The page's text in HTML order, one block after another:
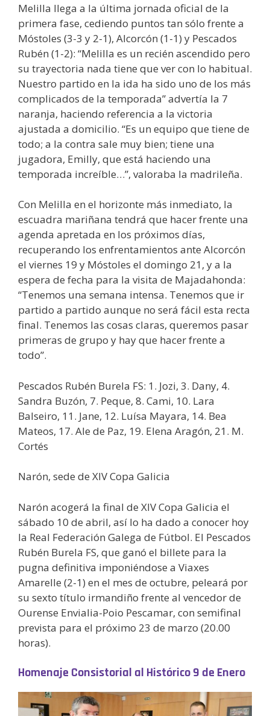
Melilla llega a la última jornada oficial de la
primera fase, cediendo puntos tan sólo frente a
Móstoles (3-3 y 2-1), Alcorcón (1-1) y Pescados
Rubén (1-2): “Melilla es un recién ascendido pero
su trayectoria nada tiene que ver con lo habitual.
Nuestro partido en la ida ha sido uno de los más
complicados de la temporada” advertía la 7
naranja, haciendo referencia a la victoria
ajustada a domicilio. “Es un equipo que tiene de
todo; a la contra sale muy bien; tiene una
jugadora, Emilly, que está haciendo una
temporada increíble…”, valoraba la madrileña.
Con Melilla en el horizonte más inmediato, la
escuadra mariñana tendrá que hacer frente una
agenda apretada en los próximos días,
recuperando los enfrentamientos ante Alcorcón
el viernes 19 y Móstoles el domingo 21, y a la
espera de fecha para la visita de Majadahonda:
“Tenemos una semana intensa. Tenemos que ir
partido a partido aunque no será fácil esta recta
final. Tenemos las cosas claras, queremos pasar
primeras de grupo y hay que hacer frente a
todo”.
Pescados Rubén Burela FS: 1. Jozi, 3. Dany, 4.
Sandra Buzón, 7. Peque, 8. Cami, 10. Lara
Balseiro, 11. Jane, 12. Luísa Mayara, 14. Bea
Mateos, 17. Ale de Paz, 19. Elena Aragón, 21. M.
Cortés
Narón, sede de XIV Copa Galicia
Narón acogerá la final de XIV Copa Galicia el
sábado 10 de abril, así lo ha dado a conocer hoy
la Real Federación Galega de Fútbol. El Pescados
Rubén Burela FS, que ganó el billete para la
pugna definitiva imponiéndose a Viaxes
Amarelle (2-1) en el mes de octubre, peleará por
su sexto título irmandiño frente al vencedor de
Ourense Envialia-Poio Pescamar, con semifinal
prevista para el próximo 23 de marzo (20.00
horas).
Homenaje Consistorial al Histórico 9 de Enero